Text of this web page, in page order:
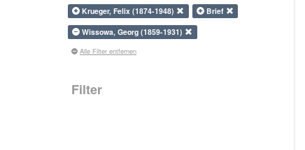
Krueger, Felix (1874-1948)
Brief
Wissowa, Georg (1859-1931)
Alle Filter entfernen
Filter